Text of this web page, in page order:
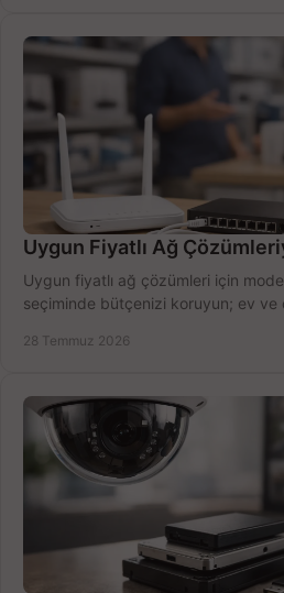
Uygun Fiyatlı Ağ
Uygun fiyatlı ağ çözümleri için
seçiminde bütçenizi koruyun; ev ve
28 Temmuz 2026